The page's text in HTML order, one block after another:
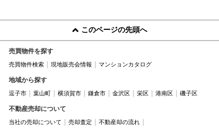
このページの先頭へ
売買物件を探す
売買物件検索 現地販売会情報 マンションカタログ
地域から探す
逗子市 葉山町 横須賀市 鎌倉市 金沢区 栄区 港南区 磯子区
不動産売却について
当社の売却について 売却査定
不動産却の流れ